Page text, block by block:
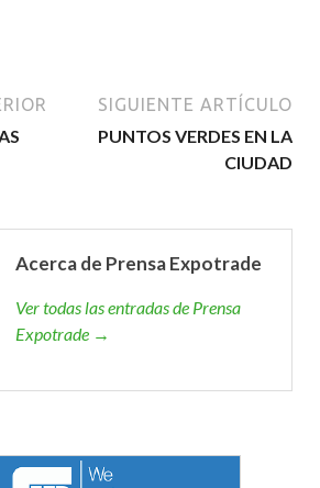
SIGUIENTE ARTÍCULO
PUNTOS VERDES EN LA
CIUDAD
Acerca de Prensa Expotrade
Ver todas las entradas de Prensa
Expotrade →